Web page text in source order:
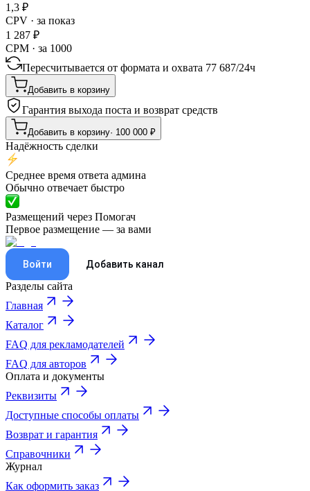
1,3 ₽
CPV · за показ
1 287 ₽
CPM · за 1000
Пересчитывается от формата и охвата 77 687/24ч
Добавить в корзину
Гарантия выхода поста и возврат средств
Добавить в корзину· 100 000 ₽
Надёжность сделки
Среднее время ответа админа
Обычно отвечает быстро
Размещений через Помогач
Первое размещение — за вами
Войти Добавить канал
Разделы сайта
Главная
Каталог
FAQ для рекламодателей
FAQ для авторов
Оплата и документы
Реквизиты
Доступные способы оплаты
Возврат и гарантия
Справочники
Журнал
Как оформить заказ